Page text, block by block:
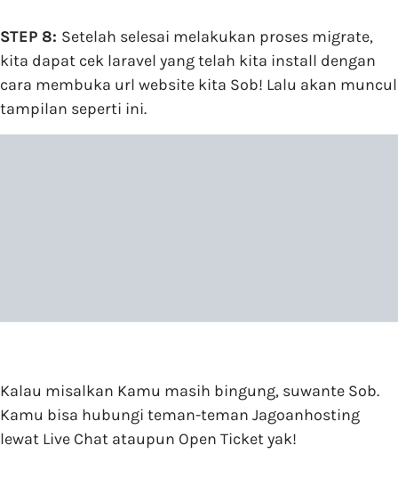
STEP 8: Setelah selesai melakukan proses migrate,
kita dapat cek laravel yang telah kita install dengan
cara membuka url website kita Sob! Lalu akan muncul
tampilan seperti ini.
Kalau misalkan Kamu masih bingung, suwante Sob.
Kamu bisa hubungi teman-teman Jagoanhosting
lewat Live Chat ataupun Open Ticket yak!